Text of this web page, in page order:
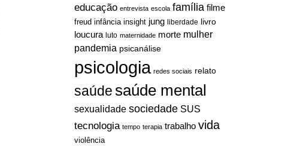
educação entrevista escola família filme
freud infância insight jung liberdade livro
loucura luto maternidade morte mulher
pandemia psicanálise
psicologia redes sociais relato
saúdesaúde mental
sexualidade sociedade SUS
tecnologia tempo terapia trabalho vida
violência